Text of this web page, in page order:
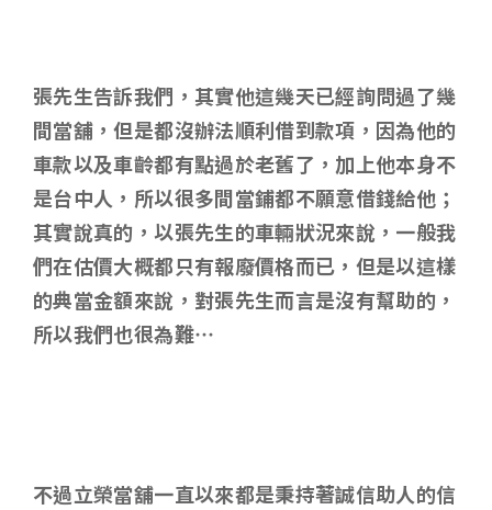
張先生告訴我們，其實他這幾天已經詢問過了幾
間當舖，但是都沒辦法順利借到款項，因為他的
車款以及車齡都有點過於老舊了，加上他本身不
是台中人，所以很多間當鋪都不願意借錢給他；
其實說真的，以張先生的車輛狀況來說，一般我
們在估價大概都只有報廢價格而已，但是以這樣
的典當金額來說，對張先生而言是沒有幫助的，
所以我們也很為難…
不過立榮當舖一直以來都是秉持著誠信助人的信